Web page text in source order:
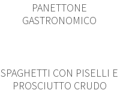
PANETTONE
GASTRONOMICO
SPAGHETTI CON PISELLI E
PROSCIUTTO CRUDO